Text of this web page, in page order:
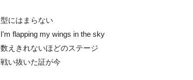
型にはまらない
I'm flapping my wings in the sky
数えきれないほどのステージ
戦い抜いた証が今